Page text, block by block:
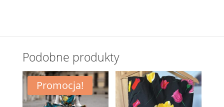
Podobne produkty
Promocja!